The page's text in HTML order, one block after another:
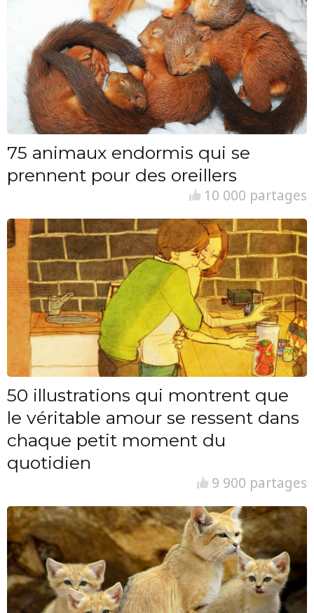
75 animaux endormis qui se
prennent pour des oreillers
10 000 partages
50 illustrations qui montrent que
le véritable amour se ressent dans
chaque petit moment du
quotidien
9 900 partages